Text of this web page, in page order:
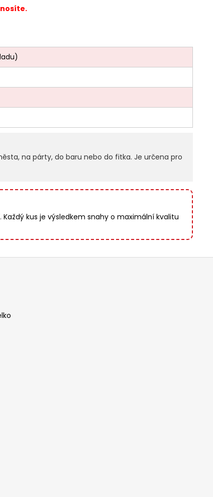
na párty, do baru nebo do fitka. Je určena pro
kus je výsledkem snahy o maximální kvalitu